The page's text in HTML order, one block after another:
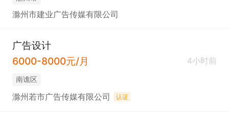
滁州市建业广告传媒有限公司
广告设计
6000-8000元/月
4小时前
南谯区
滁州若市广告传媒有限公司 认证